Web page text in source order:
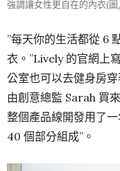
強調讓女性更自在的內衣(
”每天你的生活都從 6
衣。”Lively 的官網上
公室也可以去健身房
由創意總監 Sarah 買
整個產品線開發用了
40 個部分組成”。